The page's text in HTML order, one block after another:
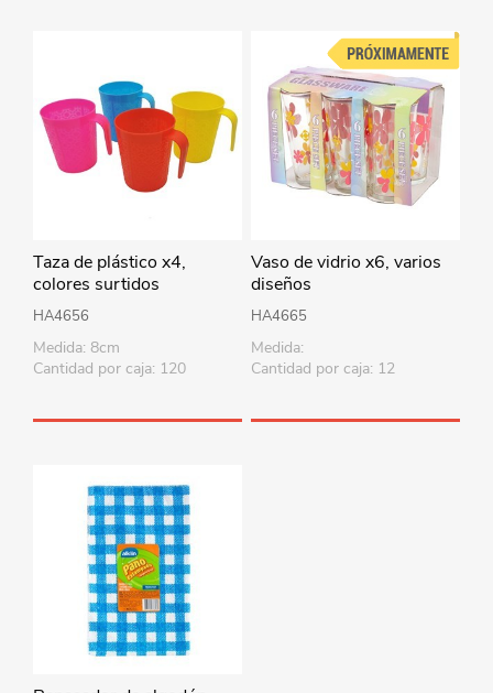
Taza de plástico x4,
colores surtidos
HA4656
Medida: 8cm
Cantidad por caja: 120
Vaso de vidrio x6, varios
diseños
HA4665
Medida:
Cantidad por caja: 12